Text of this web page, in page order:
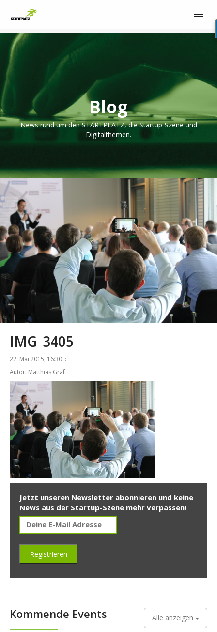
Blog
News rund um den STARTPLATZ, die Startup-Szene und
Digitalthemen.
IMG_3405
22. Mai 2015, 16:30 ::
Autor: Matthias Gräf
Jetzt unseren Newsletter abonnieren und keine
News aus der Startup-Szene mehr verpassen!
Kommende Events Alle anzeigen